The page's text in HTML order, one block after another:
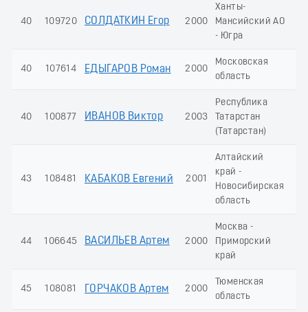
40 109720 СОЛДАТКИН Егор 2000
Ханты-
Мансийский АО
- Югра
40 107614 ЕДЫГАРОВ Роман 2000
Московская
область
40 100877 ИВАНОВ Виктор 2003
Республика
Татарстан
(Татарстан)
43 108481 КАБАКОВ Евгений 2001
Алтайский
край -
Новосибирская
область
44 106645 ВАСИЛЬЕВ Артем 2000
Москва -
Приморский
край
45 108081 ГОРЧАКОВ Артем 2000
Тюменская
область